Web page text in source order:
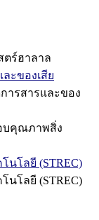
ตร์ฮาลาล
ะของเสีย
ารสารและของ
บคุณภาพสิ่ง
นโลยี (STREC)
นโลยี (STREC)